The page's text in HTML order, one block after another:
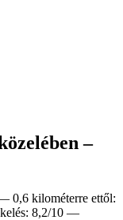
–
0,6 kilométerre ettől:
8,2/10 —